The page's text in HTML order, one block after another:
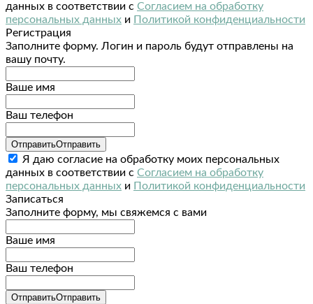
данных в соответствии с Согласием на обработку
персональных данных и Политикой конфиденциальности
Регистрация
Заполните форму. Логин и пароль будут отправлены на
вашу почту.
Ваше имя
Ваш телефон
ОтправитьОтправить
Я даю согласие на обработку моих персональных
данных в соответствии с Согласием на обработку
персональных данных и Политикой конфиденциальности
Записаться
Заполните форму, мы свяжемся с вами
Ваше имя
Ваш телефон
ОтправитьОтправить